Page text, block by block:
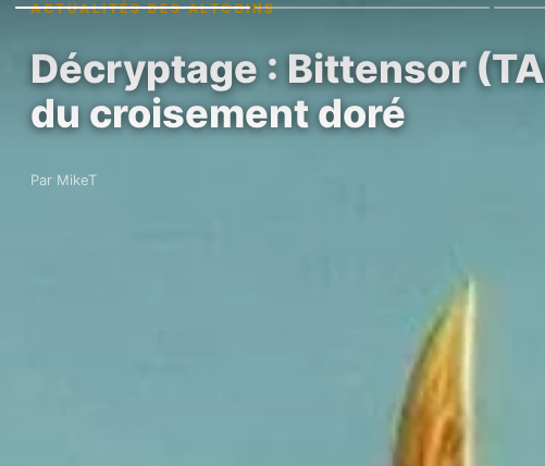
ACTUALITÉS DES ALTCOINS
Décryptage : Bittensor
du croisement doré
Par MikeT